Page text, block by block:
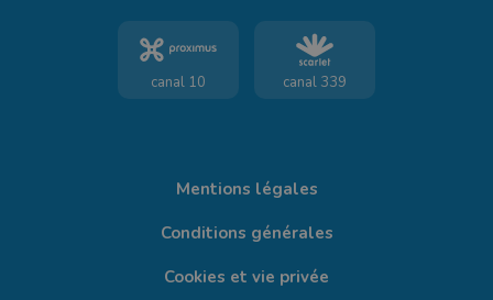
canal 10 canal 339
Mentions légales
Conditions générales
Cookies et vie privée